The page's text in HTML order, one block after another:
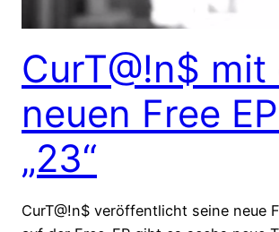
CurT@!n$ mit
neuen Free
„23“
CurT@!n$ veröffentlicht seine neue